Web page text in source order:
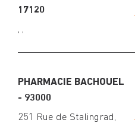
17120
, ,
PHARMACIE BACHOUEL
- 93000
251 Rue de Stalingrad,